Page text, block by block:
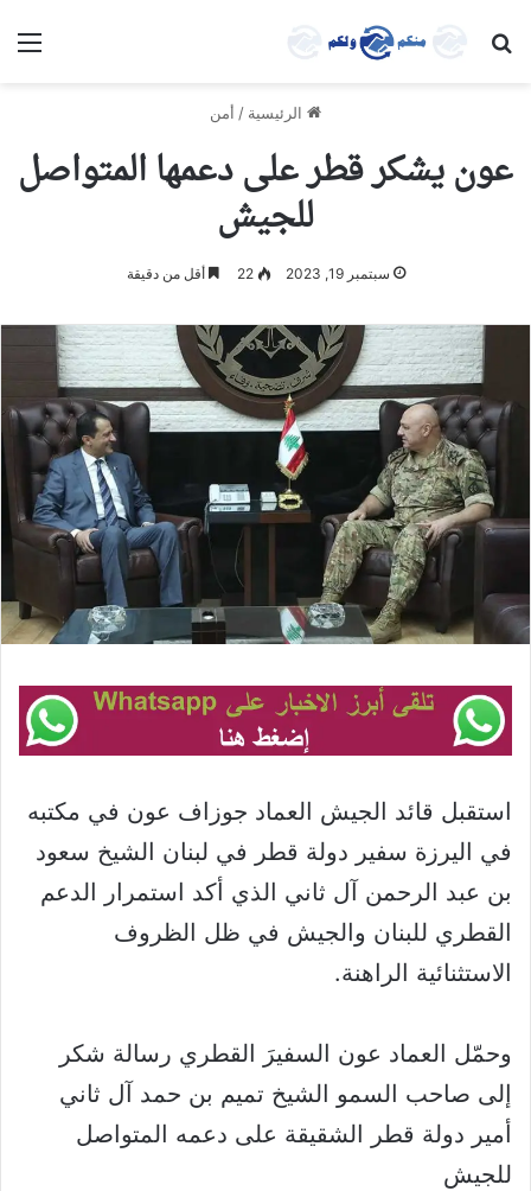
بحث عن
الرئيسية / أمن
عون يشكر قطر على دعمها المتواصل
للجيش
سبتمبر 19, 2023 22 أقل من دقيقة
استقبل قائد الجيش العماد جوزاف عون في مكتبه
في اليرزة سفير دولة قطر في لبنان الشيخ سعود
بن عبد الرحمن آل ثاني الذي أكد استمرار الدعم
القطري للبنان والجيش في ظل الظروف
الاستثنائية الراهنة.
وحمّل العماد عون السفيرَ القطري رسالة شكر
إلى صاحب السمو الشيخ تميم بن حمد آل ثاني
أمير دولة قطر الشقيقة على دعمه المتواصل
للجيش